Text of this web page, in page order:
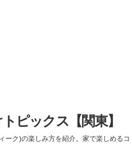
ピックス【関東】
ーク)の楽しみ方を紹介。家で楽しめるコ